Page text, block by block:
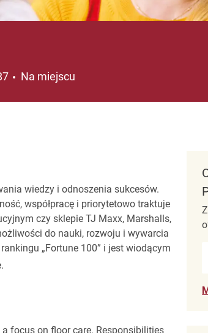
Na miejscu
wiedzy i odnoszenia sukcesów.
współpracę i priorytetowo traktuje
czy sklepie TJ Maxx, Marshalls,
do nauki, rozwoju i wywarcia
„Fortune 100” i jest wiodącym
focus on floor care. Responsibilities